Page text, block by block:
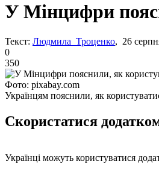
У Мінцифри
Текст: Людмила Троценко, 26
0
350
Фото: pixabay.com
Українцям пояснили, як
Скористатися
Українці можуть користуватися